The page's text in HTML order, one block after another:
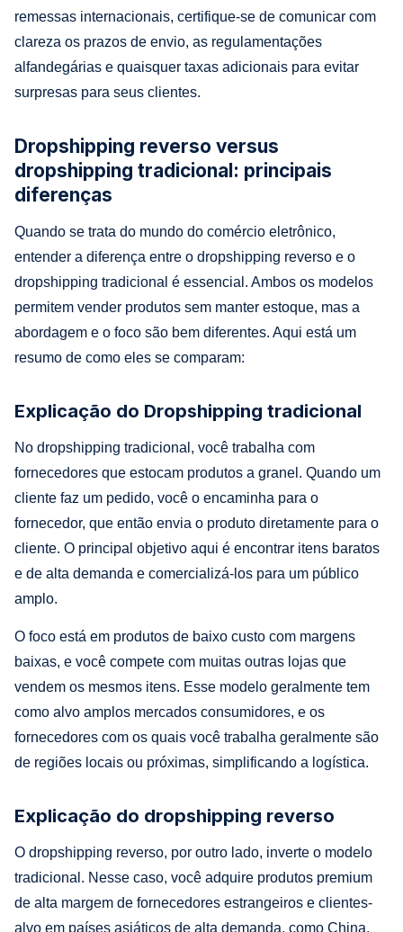
remessas internacionais, certifique-se de comunicar com
clareza os prazos de envio, as regulamentações
alfandegárias e quaisquer taxas adicionais para evitar
surpresas para seus clientes.
Dropshipping reverso versus
dropshipping tradicional: principais
diferenças
Quando se trata do mundo do comércio eletrônico,
entender a diferença entre o dropshipping reverso e o
dropshipping tradicional é essencial. Ambos os modelos
permitem vender produtos sem manter estoque, mas a
abordagem e o foco são bem diferentes. Aqui está um
resumo de como eles se comparam:
Explicação do Dropshipping tradicional
No dropshipping tradicional, você trabalha com
fornecedores que estocam produtos a granel. Quando um
cliente faz um pedido, você o encaminha para o
fornecedor, que então envia o produto diretamente para o
cliente. O principal objetivo aqui é encontrar itens baratos
e de alta demanda e comercializá-los para um público
amplo.
O foco está em produtos de baixo custo com margens
baixas, e você compete com muitas outras lojas que
vendem os mesmos itens. Esse modelo geralmente tem
como alvo amplos mercados consumidores, e os
fornecedores com os quais você trabalha geralmente são
de regiões locais ou próximas, simplificando a logística.
Explicação do dropshipping reverso
O dropshipping reverso, por outro lado, inverte o modelo
tradicional. Nesse caso, você adquire produtos premium
de alta margem de fornecedores estrangeiros e clientes-
alvo em países asiáticos de alta demanda, como China,